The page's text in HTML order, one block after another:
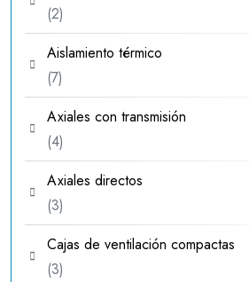
22
productos
Aislamiento térmico
77
productos
Axiales con transmisión
44
productos
Axiales directos
33
productos
Cajas de ventilación compactas
33